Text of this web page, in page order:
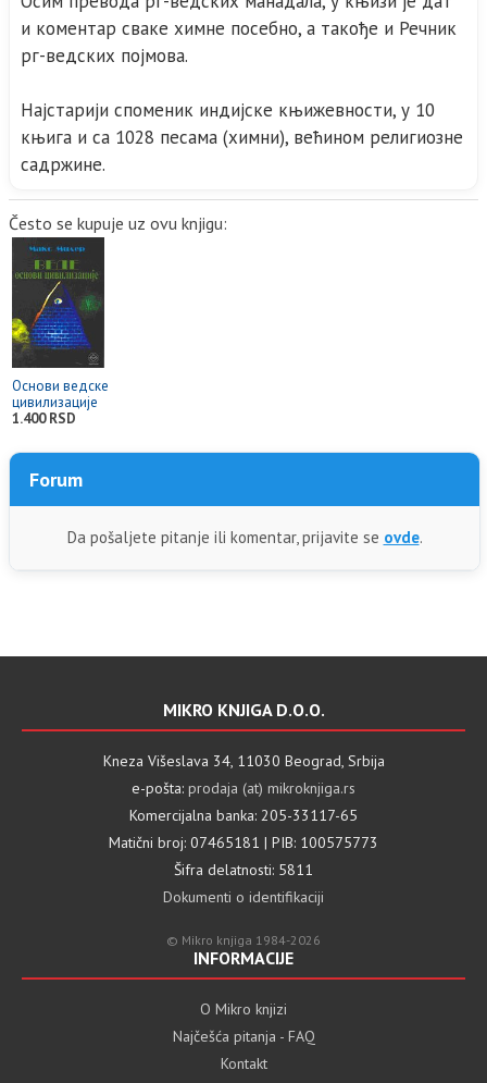
и коментар сваке химне посебно, а такође и Речник
рг-ведских појмова.
Најстарији споменик индијске књижевности, у 10
књига и са 1028 песама (химни), већином религиозне
садржине.
Često se kupuje uz ovu knjigu:
Основи ведске
цивилизације
1.400 RSD
Forum
Da pošaljete pitanje ili komentar, prijavite se ovde.
MIKRO KNJIGA D.O.O.
Kneza Višeslava 34, 11030 Beograd, Srbija
e-pošta: prodaja (at) mikroknjiga.rs
Komercijalna banka: 205-33117-65
Matični broj: 07465181 | PIB: 100575773
Šifra delatnosti: 5811
Dokumenti o identifikaciji
© Mikro knjiga 1984-2026
INFORMACIJE
O Mikro knjizi
Najčešća pitanja - FAQ
Kontakt